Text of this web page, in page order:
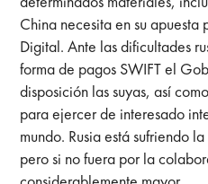
China necesita en su
Digital. Ante las dificultades
forma de pagos SWIFT el
disposición las suyas, así
para ejercer de interesado
mundo. Rusia está sufriendo
pero si no fuera por la